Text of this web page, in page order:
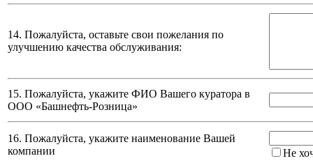
14. Пожалуйста, оставьте свои пожелания по
улучшению качества обслуживания:
15. Пожалуйста, укажите ФИО Вашего куратора в
ООО «Башнефть-Розница»
16. Пожалуйста, укажите наименование Вашей
компании
Не